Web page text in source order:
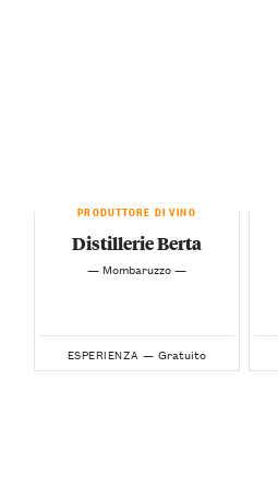
PRODUTTORE DI VINO
Distillerie Berta
— Mombaruzzo —
ESPERIENZA — Gratuito